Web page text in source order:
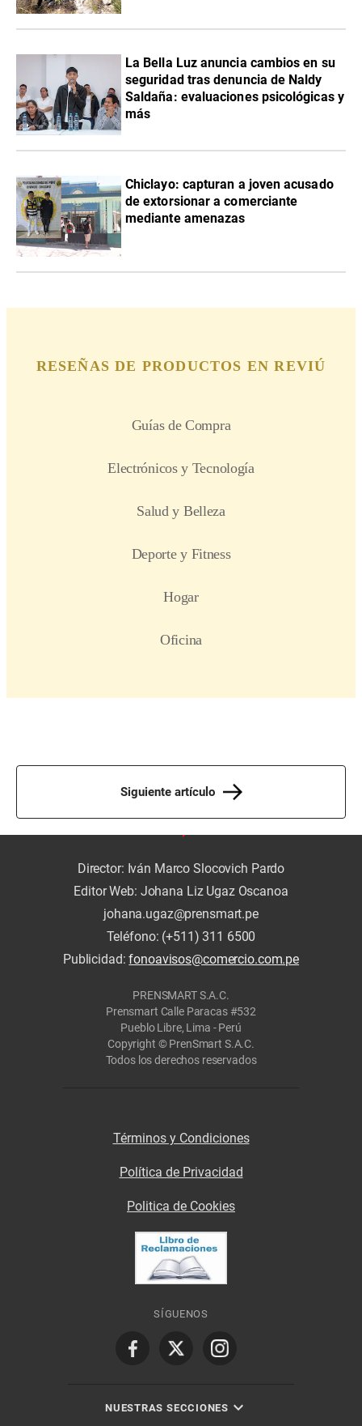
La Bella Luz anuncia cambios en su
seguridad tras denuncia de Naldy
Saldaña: evaluaciones psicológicas y
más
Chiclayo: capturan a joven acusado
de extorsionar a comerciante
mediante amenazas
Siguiente artículo
Director: Iván Marco Slocovich Pardo
Editor Web: Johana Liz Ugaz Oscanoa
johana.ugaz@prensmart.pe
Teléfono: (+511) 311 6500
Publicidad:fonoavisos@comercio.com.pe
PRENSMART S.A.C.
Prensmart Calle Paracas #532
Pueblo Libre, Lima - Perú
Copyright © PrenSmart S.A.C.
Todos los derechos reservados
Términos y Condiciones
Política de Privacidad
Politica de Cookies
SÍGUENOS
NUESTRAS SECCIONES